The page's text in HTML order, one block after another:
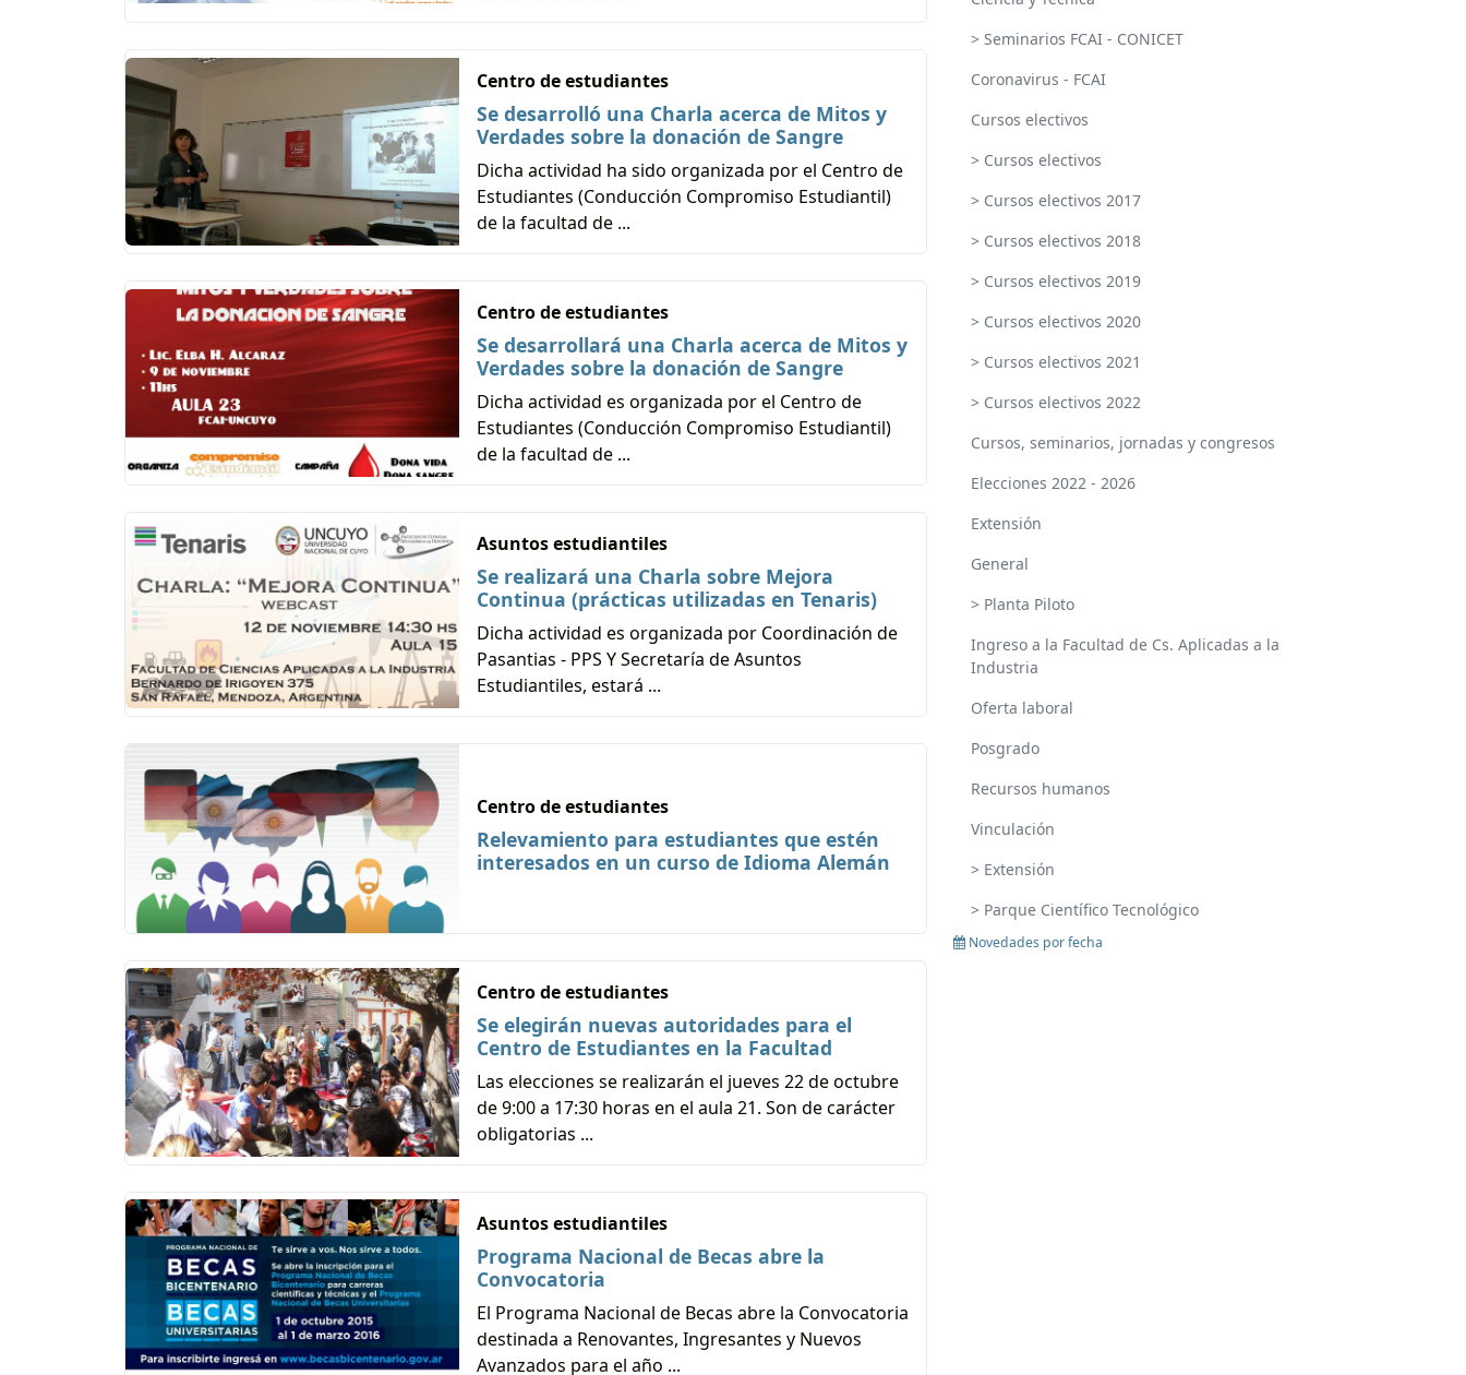
Centro de estudiantes
Se desarrolló una Charla acerca de Mitos y
Verdades sobre la donación de Sangre
Dicha actividad ha sido organizada por el Centro de
Estudiantes (Conducción Compromiso Estudiantil)
de la facultad de ...
Centro de estudiantes
Se desarrollará una Charla acerca de Mitos y
Verdades sobre la donación de Sangre
Dicha actividad es organizada por el Centro de
Estudiantes (Conducción Compromiso Estudiantil)
de la facultad de ...
Asuntos estudiantiles
Se realizará una Charla sobre Mejora
Continua (prácticas utilizadas en Tenaris)
Dicha actividad es organizada por Coordinación de
Pasantias - PPS Y Secretaría de Asuntos
Estudiantiles, estará ...
Centro de estudiantes
Relevamiento para estudiantes que estén
interesados en un curso de Idioma Alemán
Centro de estudiantes
Se elegirán nuevas autoridades para el
Centro de Estudiantes en la Facultad
Las elecciones se realizarán el jueves 22 de octubre
de 9:00 a 17:30 horas en el aula 21. Son de carácter
obligatorias ...
Asuntos estudiantiles
Programa Nacional de Becas abre la
Convocatoria
El Programa Nacional de Becas abre la Convocatoria
destinada a Renovantes, Ingresantes y Nuevos
Avanzados para el año ...
> Seminarios FCAI - CONICET
Coronavirus - FCAI
Cursos electivos
> Cursos electivos
> Cursos electivos 2017
> Cursos electivos 2018
> Cursos electivos 2019
> Cursos electivos 2020
> Cursos electivos 2021
> Cursos electivos 2022
Cursos, seminarios, jornadas y congresos
Elecciones 2022 - 2026
Extensión
General
> Planta Piloto
Ingreso a la Facultad de Cs. Aplicadas a la
Industria
Oferta laboral
Posgrado
Recursos humanos
Vinculación
> Extensión
> Parque Científico Tecnológico
Novedades por fecha